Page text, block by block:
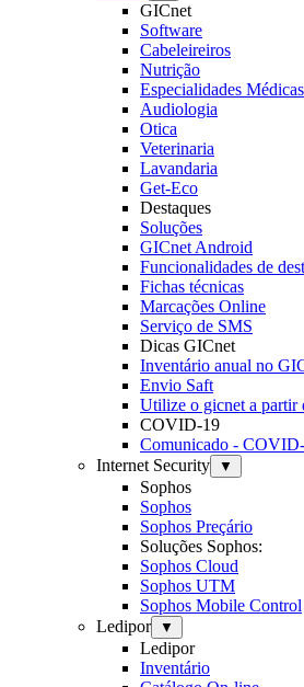
GICnet
Software
Cabeleireiros
Nutrição
Especialidades Médicas
Audiologia
Otica
Veterinaria
Lavandaria
Get-Eco
Destaques
Soluções
GICnet Android
Funcionalidades de
Fichas técnicas
Marcações Online
Serviço de SMS
Dicas GICnet
Inventário anual no
Envio Saft
Utilize o gicnet a partir
COVID-19
Comunicado -
Internet Security
▼
Sophos
Sophos
Sophos Preçário
Soluções Sophos:
Sophos Cloud
Sophos UTM
Sophos Mobile Control
Ledipor
▼
Ledipor
Inventário